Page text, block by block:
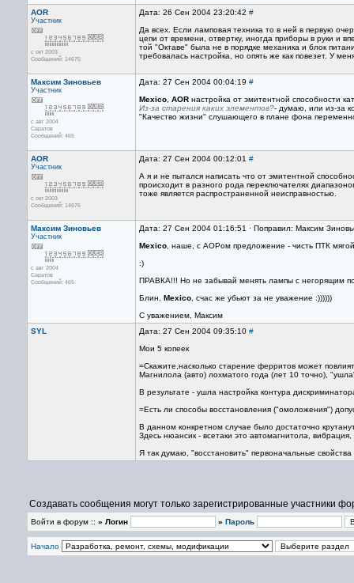
AOR
Участник
с окт 2003
Сообщений: 14675
Дата: 26 Сен 2004 23:20:42 #
Да всех. Если ламповая техника то в ней в первую
цепи от времени, отвертку, иногда приборы в руки и
той "Октаве" была не в порядке механика и блок
требовалась настройка, но опять же как повезет. У
Максим Зиновьев
Участник
с авг 2004
Саратов
Сообщений: 465
Дата: 27 Сен 2004 00:04:19 #
Mexico AOR настройка от эмитентной способности
Из-за старения каких элементов?- думаю, или из-за
"Качество жизни" слушающего в плане фона
AOR
Участник
с окт 2003
Сообщений: 14675
Дата: 27 Сен 2004 00:12:01 #
А я и не пытался написать что от эмитентной
происходит в разного рода переключателях
тоже является распространенной неисправностью.
Максим Зиновьев
Участник
с авг 2004
Саратов
Сообщений: 465
Дата: 27 Сен 2004 01:16:51 · Поправил: Максим
Mexico , наше, с АОРом предложение - чисть ПТК
:)
ПРАВКА!!! Но не забывай менять лампы с негорящим
Блин, Mexico , счас же убьют за не уважение :))))))
С уважением, Максим
SYL
Дата: 27 Сен 2004 09:35:10 #
Мои 5 копеек
=Скажите,насколько старение ферритов может
Магнилола (авто) лохматого года (лет 10 точно),
В результате - ушла настройка контура
=Есть ли способы восстановления ("омоложения")
В данном конкретном случае было достаточно
Здесь нюансик - всетаки это автомагнитола,
Я так думаю, "восстановить" первоначальные
Создавать сообщения могут только зарегистрированные участники
Войти в форум :: » Логин » Пароль
Начало